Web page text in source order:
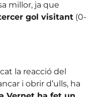
millor, ja que
gol visitant (0-
la reacció del
i obrir d’ulls, ha